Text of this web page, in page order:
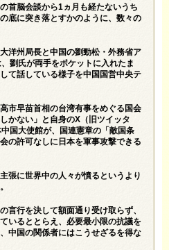
首脳会談から1ヵ月も経たないうち
底に突き落とすかのように、数々の
洋州局長と中国の劉勁松・外務省ア
劉氏が両手をポケットに入れたま
て話している様子を中国国営中央テ
市早苗首相の台湾有事をめぐる国会
かない」と自身のX（旧ツイッタ
国大使館が、国連憲章の「敵国条
の許可なしに日本を軍事攻撃できる
張に世界中の人々が憤るというより
言行を決して額面通り受け取らず、
いるととらえ、必要最小限の抗議を
中国の関係者にはこうせざるを得な